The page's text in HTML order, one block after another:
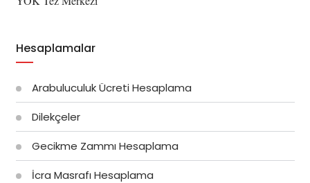
Hesaplamalar
Arabuluculuk Ücreti Hesaplama
Dilekçeler
Gecikme Zammı Hesaplama
İcra Masrafı Hesaplama